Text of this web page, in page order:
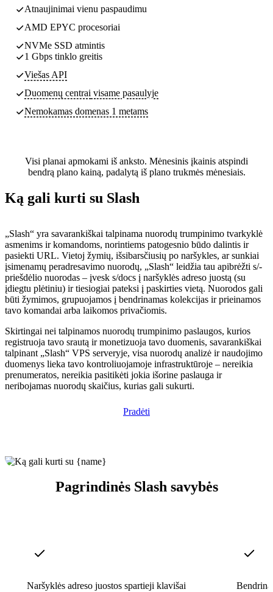
Atnaujinimai vienu paspaudimu
AMD EPYC procesoriai
NVMe SSD atmintis
1 Gbps tinklo greitis
Viešas API
Duomenų centrai visame pasaulyje
Nemokamas domenas 1 metams
Visi planai apmokami iš anksto. Mėnesinis įkainis atspindi
bendrą plano kainą, padalytą iš plano trukmės mėnesiais.
Ką gali kurti su Slash
„Slash“ yra savarankiškai talpinama nuorodų trumpinimo tvarkyklė
asmenims ir komandoms, norintiems patogesnio būdo dalintis ir
pasiekti URL. Vietoj žymių, išsibarsčiusių po naršykles, ar sunkiai
įsimenamų peradresavimo nuorodų, „Slash“ leidžia tau apibrėžti s/-
priešdėlio nuorodas – įvesk s/docs į naršyklės adreso juostą (su
įdiegtu plėtiniu) ir tiesiogiai pateksi į paskirties vietą. Nuorodos gali
būti žymimos, grupuojamos į bendrinamas kolekcijas ir prieinamos
tavo komandai arba laikomos privačiomis.
Skirtingai nei talpinamos nuorodų trumpinimo paslaugos, kurios
registruoja tavo srautą ir monetizuoja tavo duomenis, savarankiškai
talpinant „Slash“ VPS serveryje, visa nuorodų analizė ir naudojimo
duomenys lieka tavo kontroliuojamoje infrastruktūroje – nereikia
prenumeratos, nereikia pasitikėti jokia išorine paslauga ir
neribojamas nuorodų skaičius, kurias gali sukurti.
Pradėti
Pagrindinės Slash savybės
Naršyklės adreso juostos spartieji klavišai